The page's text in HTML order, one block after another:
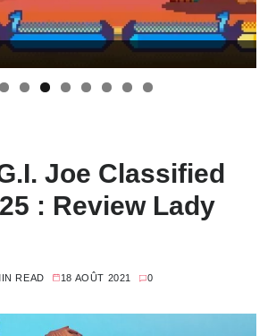
Joe Classified
: Review Lady
READ 18 AOÛT 2021 0